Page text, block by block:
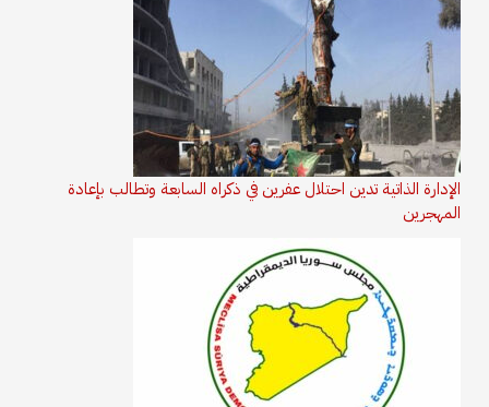
الإدارة الذاتية تدين احتلال عفرين في ذكراه السابعة وتطالب بإعادة
المهجرين